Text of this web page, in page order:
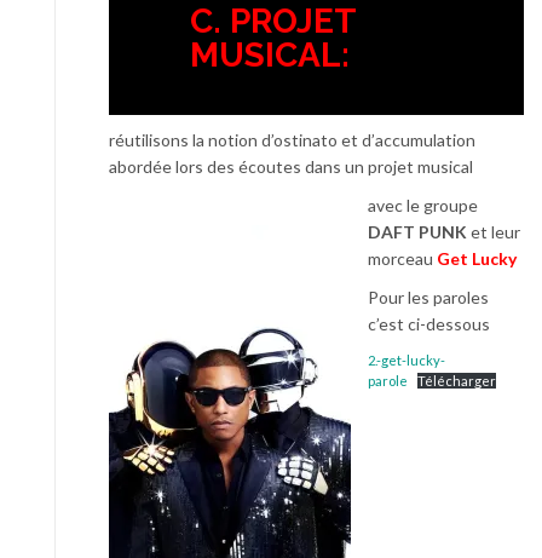
C. PROJET
MUSICAL:
réutilisons la notion d’ostinato et d’accumulation
abordée lors des écoutes dans un projet musical
avec le groupe
DAFT PUNK et leur
morceau Get Lucky
Pour les paroles
c’est ci-dessous
2.-get-lucky-
parole
Télécharger